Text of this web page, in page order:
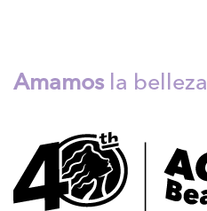
Amamos la belleza